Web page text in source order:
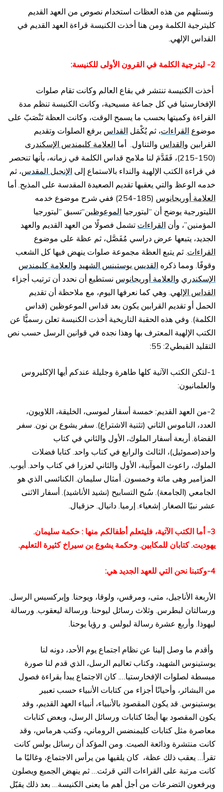
ونستلهم من هذه العظات استخدام نصوص من العهد القديم
كليترجية الكلمة ومن هنا أخذت الكنيسة قراءة العهد القديم في
القداس الإلهي.
2- ليترجية الكلمة في القرون الأولى للكنيسة:
أخذت الكنيسة تنتشر في بقاع العالم وكانت تقام صلوات
الإفخارستيا في كل جماعة مسيحية، وكانت الكنيسة تنظم مدة
القراءة وكميتها بحسب ما يسمح الوقت، وكانت العظة تَنْصَبّ على
موضوع القراءات، ثم يُكْمَل القداس برفع الصلوات وتقديم
القرابين والقداس والتناول. أما العلامة كليمندس الإسكندرى
(150-215)، فَقَدَّمَ لنا ملامح قداس الكلمة في زمانه، بأنها تنحصر
في قراءة الكتب الإلهية والنداء بالاستماع إلى الإنجيل المقدس، ثم
خدمه الوعظ والتي يعقبها تقديم الصعيدة المقدسة على المذبح. أما
العلامة أوريجانوس
(185-254) ففي شرح موضوع خدمه
الليتورجية يوضح أن “ليتورجيا الموعوظين“تسبق “ليتورجيا
المؤمنين”، وأن القراءات تشمل فصولًا من العهد القديم والعهد
الجديد، يتبعها عرض دراسي مُفَصَّل، ثم عظة على موضوع
القراءات. ثم يتبع العظة مجموعة صلوات ينهض فيها كل الشعب
وقوفًا. ومما ذكره القديس يوستينس الشهيد والعلامة كليمندس
الإسكندري والعلامة أوريجانوس نستطيع أن نحدد أن ترتيب أجزاء
القداس الإلهي. وهي كما نعرفها اليوم، مع ملاحظة أن تقديم
الحمل أو تقديم القرابين يكون بعد قداس الموعوظين (قداس
الكلمة). وفي هذه الحقبة التاريخية أخذت الكنيسة تعلن رسميًّا عن
الكتب الإلهية المعترف بها وهذا نجده في قوانين الرسل حسب نص
التقليد القبطي2: 55:
1-لتكن الكتب الآتية كلها طاهرة وجليلة عندكم أيها الإكليروس
والعلمانيون:
2-من العهد القديم: خمسة أسفار لموسى، الخليقة، اللاويون،
العدد، الناموس الثاني (تثنية الاشتراع). سفر يشوع بن نون. سفر
القضاة. أربعة أسفار الملوك، الأول والثاني في كتاب
واحد(صموئيل)، الثالث والرابع في كتاب واحد. كتابا فضلات
الملوك، راعوث الموآبية، الأول والثاني لعزرا في كتاب واحد. أيوب.
المزامير وهى مائة وخمسون. أمثال سليمان. الكنائسى الذي هو
الجامعي (الجامعة). سُبح التسابيح (نشيد الأناشيد). أسفار الاثنى
عشر نبيًا الصغار. إشعياء. إرميا. دانيال. حزقيال.
3- أما الكتب الآتية، فليتعلم أطفالكم منها : حكمة سليمان.
يهوديت. كتابان للمكابين. وحكمة يشوع بن سيراخ كثيرة التعليم.
4-وكتبنا نحن التي للعهد الجديد هي:
الأربعة الأناجيل، متى، ومرقس، ولوقا، ويوحنا. وإبركسيس الرسل.
ورسالتان لبطرس. وثلاث رسائل ليوحنا. ورسالة ليعقوب. ورسالة
ليهوذا. وأربع عشرة رسالة لبولس. و رؤيا يوحنا.
وأقدم ما وصل إلينا عن نظام اجتماع يوم الأحد، دونه لنا
يوستينوس الشهيد، وكتاب تعاليم الرسل، الذي قدم لنا صورة
مبسطة لصلوات الإفخارستيا…. كان الاجتماع يبدأ بقراءة فصول
من البشائر، وأحيانًا أجزاء من كتابات الأنبياء حسب تعبير
يوستينوس. قد يكون المقصود بالأنبياء، أنبياء العهد القديم، وقد
يكون المقصود بها أيضًا كتابات ورسائل الرسل، وبعض كتابات
معاصرة مثل كتابات كليمنضس الروماني، وكتب هرماس، وقد
كانت منتشرة وذائعة الصيت. ومن المؤكد أن رسائل بولس كانت
تقرأ… يعقب ذلك عظة، كان يلقيها من يرأس الاجتماع، وغالبًا ما
كانت مرتبة على القراءات التي قرئت… ثم ينهض الجميع ويصلون
ويرفعون التضرعات من أجل أهم ما يعنى الكنيسة… بعد ذلك يقبّل